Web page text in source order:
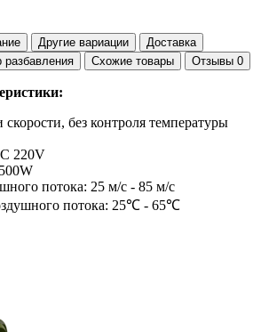
Другие вариации
Доставка
разбавления Схожие товары Отзывы 0
без контроля температуры
220V
потока: 25 м/с - 85 м/с
потока: 25℃ - 65℃